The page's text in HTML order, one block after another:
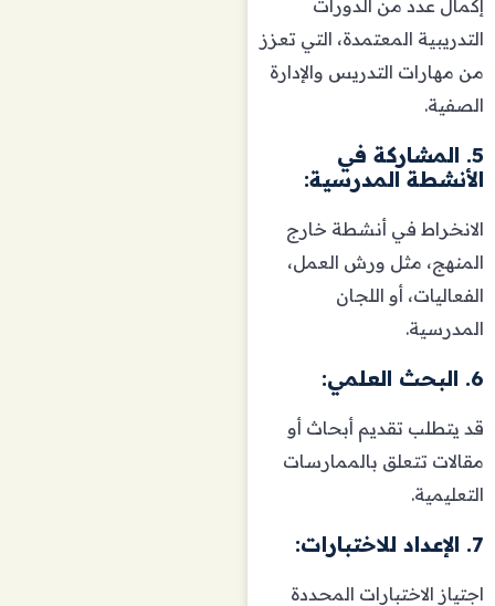
إكمال عدد من الدورات
التدريبية المعتمدة، التي تعزز
من مهارات التدريس والإدارة
الصفية.
5. المشاركة في
الأنشطة المدرسية:
الانخراط في أنشطة خارج
المنهج، مثل ورش العمل،
الفعاليات، أو اللجان
المدرسية.
6. البحث العلمي:
قد يتطلب تقديم أبحاث أو
مقالات تتعلق بالممارسات
التعليمية.
7. الإعداد للاختبارات:
اجتياز الاختبارات المحددة